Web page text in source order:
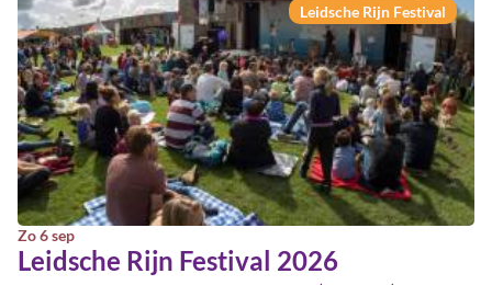
Leidsche Rijn Festival
Zo 6 sep
Leidsche Rijn Festival 2026